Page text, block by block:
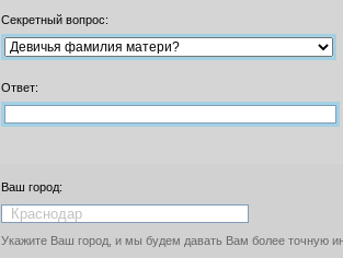
Секретный вопрос:
Ответ:
Ваш город:
Укажите Ваш город, и мы будем давать Вам более точную